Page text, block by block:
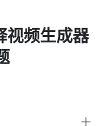
频生成器